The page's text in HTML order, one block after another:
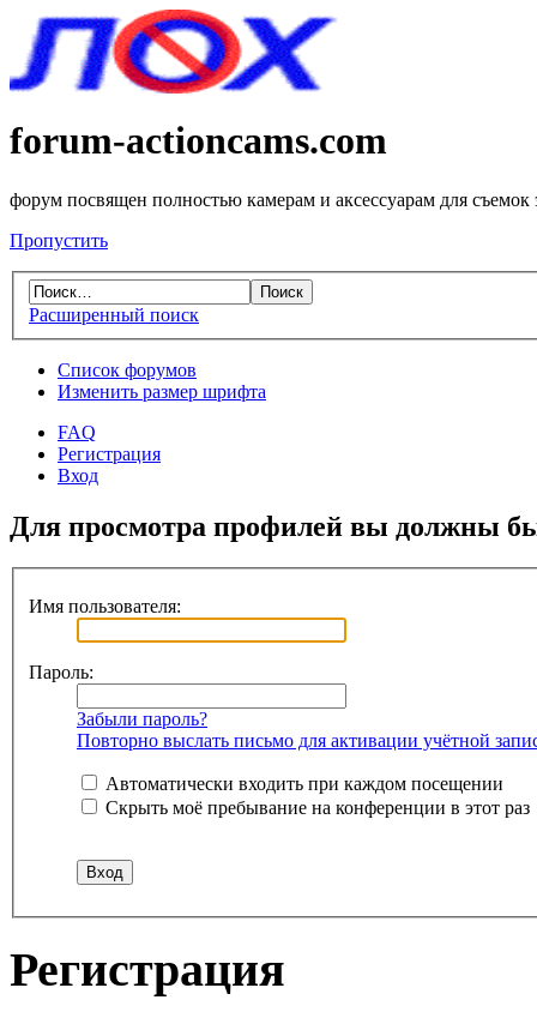
forum-actioncams.com
форум посвящен полностью камерам и аксессуарам для съемок
Пропустить
Расширенный поиск
Список форумов
Изменить размер шрифта
FAQ
Регистрация
Вход
Для просмотра профилей вы должны
Имя пользователя:
Пароль:
Забыли пароль?
Повторно выслать письмо для активации учётной
Автоматически входить при каждом посещении
Скрыть моё пребывание на конференции в этот раз
Регистрация